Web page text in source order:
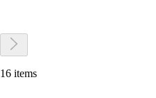
16 items